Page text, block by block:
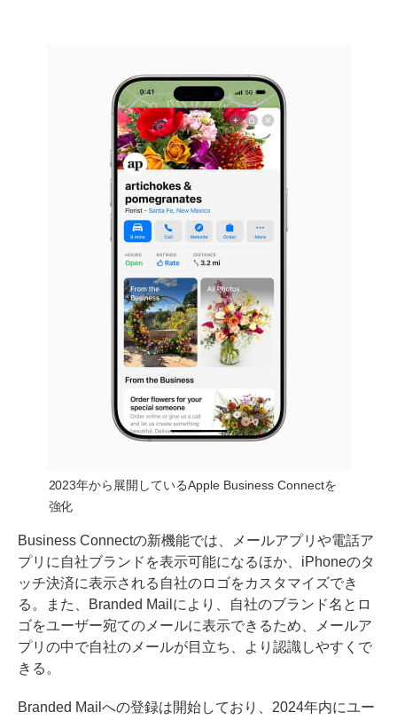
2023年から展開しているApple Business Connectを
強化
Business Connectの新機能では、メールアプリや電話ア
プリに自社ブランドを表示可能になるほか、iPhoneのタ
ッチ決済に表示される自社のロゴをカスタマイズでき
る。また、Branded Mailにより、自社のブランド名とロ
ゴをユーザー宛てのメールに表示できるため、メールア
プリの中で自社のメールが目立ち、より認識しやすくで
きる。
Branded Mailへの登録は開始しており、2024年内にユー